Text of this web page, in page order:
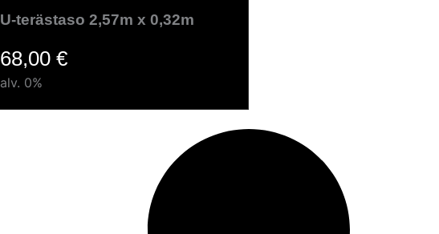
U-terästaso 2,57m x 0,32m
68,00 €
alv. 0%